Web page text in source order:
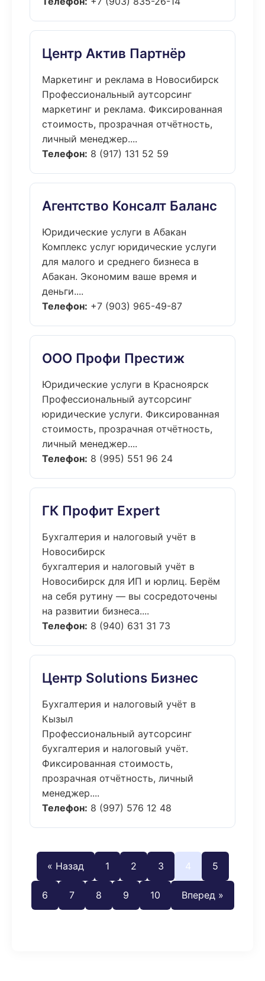
Центр Актив Партнёр
Маркетинг и реклама в Новосибирск
Профессиональный аутсорсинг
маркетинг и реклама. Фиксированная
стоимость, прозрачная отчётность,
личный менеджер....
Телефон: 8 (917) 131 52 59
Агентство Консалт Баланс
Юридические услуги в Абакан
Комплекс услуг юридические услуги
для малого и среднего бизнеса в
Абакан. Экономим ваше время и
деньги....
Телефон: +7 (903) 965-49-87
ООО Профи Престиж
Юридические услуги в Красноярск
Профессиональный аутсорсинг
юридические услуги. Фиксированная
стоимость, прозрачная отчётность,
личный менеджер....
Телефон: 8 (995) 551 96 24
ГК Профит Expert
Бухгалтерия и налоговый учёт в
Новосибирск
бухгалтерия и налоговый учёт в
Новосибирск для ИП и юрлиц. Берём
на себя рутину — вы сосредоточены
на развитии бизнеса....
Телефон: 8 (940) 631 31 73
Центр Solutions Бизнес
Бухгалтерия и налоговый учёт в
Кызыл
Профессиональный аутсорсинг
бухгалтерия и налоговый учёт.
Фиксированная стоимость,
прозрачная отчётность, личный
менеджер....
Телефон: 8 (997) 576 12 48
« Назад 1 2 3 4 5
6 7 8 9 10 Вперед »